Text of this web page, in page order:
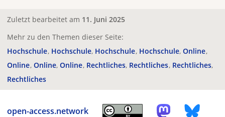
Zuletzt bearbeitet am 11. Juni 2025
Mehr zu den Themen dieser Seite:
Hochschule Hochschule Hochschule Hochschule Online
Online Online Online Rechtliches Rechtliches Rechtliches
Rechtliches
open-access.network